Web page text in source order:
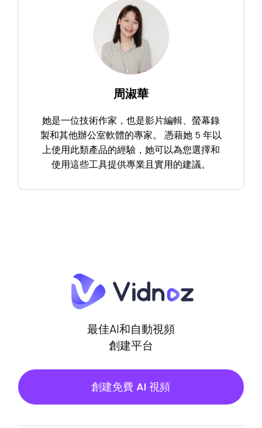
周淑華
她是一位技術作家，也是影片編輯、螢幕錄
製和其他辦公室軟體的專家。 憑藉她 5 年以
上使用此類產品的經驗，她可以為您選擇和
使用這些工具提供專業且實用的建議。
最佳AI和自動視頻
創建平台
創建免費 AI 視頻